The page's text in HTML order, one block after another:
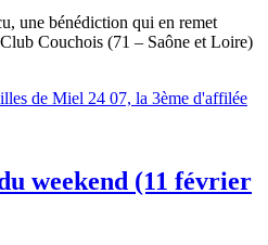
une bénédiction qui en remet
Couchois (71 – Saône et Loire)
weekend (11 février